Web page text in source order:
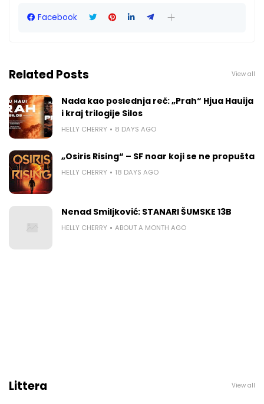
Facebook
Related Posts View all
Nada kao poslednja reč: „Prah“ Hjua Hauija
i kraj trilogije Silos
HELLY CHERRY 8 DAYS AGO
„Osiris Rising“ – SF noar koji se ne propušta
HELLY CHERRY 18 DAYS AGO
Nenad Smiljković: STANARI ŠUMSKE 13B
HELLY CHERRY ABOUT A MONTH AGO
Littera View all